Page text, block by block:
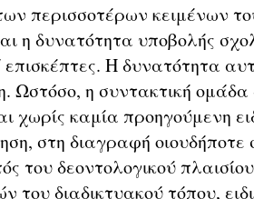
περισσοτέρων κειμένων
η δυνατότητα υποβολής
Η δυνατότητα
Ωστόσο, η συντακτική
χωρίς καμία προηγούμενη
στη διαγραφή οιουδήποτε
του δεοντολογικού
του διαδικτυακού τόπου,